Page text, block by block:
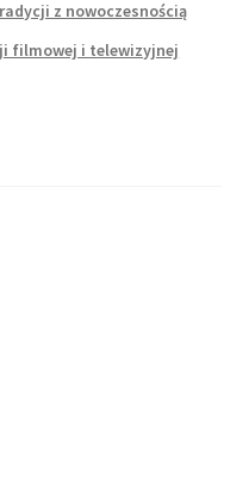
z nowoczesnością
filmowej i telewizyjnej